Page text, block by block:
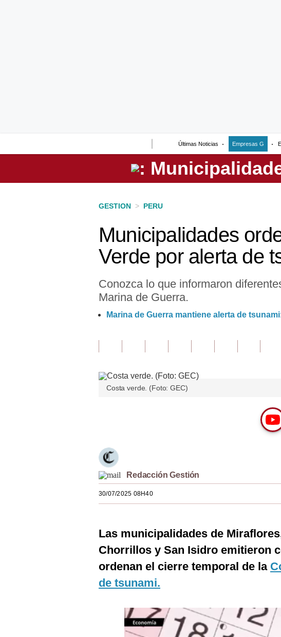
Últimas Noticias Empresas G
Perú
GESTION > PERU
Municipalidades
Verde por alerta de
Conozca lo que informaron
Marina de Guerra.
Marina de Guerra mantiene alerta de
Costa verde. (Foto: GEC)
Redacción Gestión
30/07/2025 08H40
Las municipalidades de
Chorrillos y San Isidro emitieron
ordenan el cierre temporal de la
de tsunami.